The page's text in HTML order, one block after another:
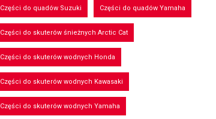
Części do quadów Suzuki Części do quadów Yamaha
Części do skuterów śnieżnych Arctic Cat
Części do skuterów wodnych Honda
Części do skuterów wodnych Kawasaki
Części do skuterów wodnych Yamaha